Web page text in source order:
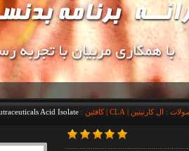
: ال کارنیتین | CLA | کافئین :
Acid Isolate